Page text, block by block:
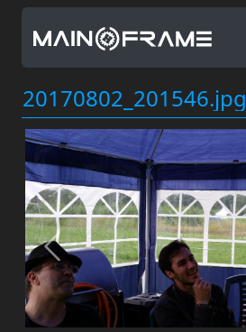
20170802_201546.jpg